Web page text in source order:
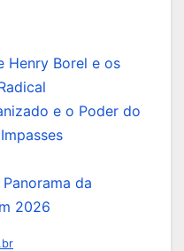
Henry Borel e os
e o Poder do
da
2026